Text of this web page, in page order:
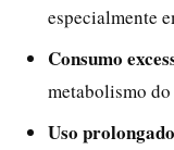
especialmente
Consumo
metabolismo
Uso